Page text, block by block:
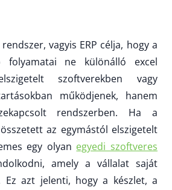
vagyis ERP célja, hogy a
folyamatai ne különálló excel
szoftverekben vagy
működjenek, hanem
rendszerben. Ha a
az egymástól elszigetelt
egy olyan egyedi szoftveres
amely a vállalat saját
Ez azt jelenti, hogy a készlet, a